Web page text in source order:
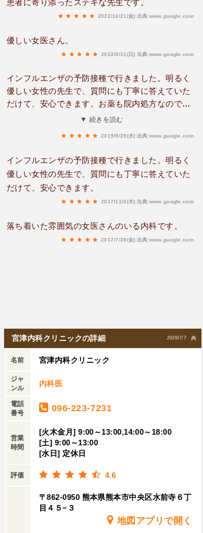
患者に寄り添ったステキな先生です。
2022/10/21(金) 出典:www.google.com
優しい女医さん。
2022/9/11(日) 出典:www.google.com
インフルエンザの予防接種で行きました。明るく
優しい女性の先生で、質問にも丁寧に答えていた
だけて、安心できます。お薬も院内処方なので、
別に薬局に取りに行かなくていいので、助かりま
▼ 続きを読む
2019/9/25(水) 出典:www.google.com
インフルエンザの予防接種で行きました。明るく
優しい女性の先生で、質問にも丁寧に答えていた
だけて、安心できます。
2017/11/2(木) 出典:www.google.com
落ち着いた雰囲気の女医さんのいる内科です。
2017/7/28(金) 出典:www.google.com
2026/7/7
宮津内科クリニックの詳細
名前 宮津内科クリニック
ジャ
ンル
内科医
電話
番号
096-223-7231
営業
時間
[火木金月] 9:00～13:00,14:00～18:00
[土] 9:00～13:00
[水日] 定休日
評価 4.6
〒862-0950 熊本県熊本市中央区水前寺６丁
目４５−３
地図アプリで開く